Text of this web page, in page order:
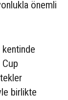
önemli
kentinde
birlikte